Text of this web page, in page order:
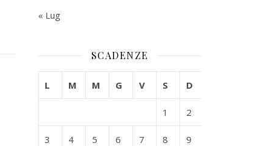
« Lug
SCADENZE
L M M G V S D
1 2
3 4 5 6 7 8 9